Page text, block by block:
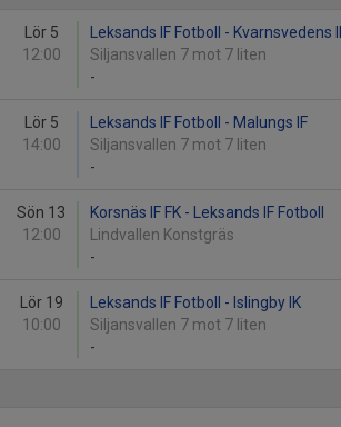
Lör 5
12:00
Leksands IF Fotboll - Kvarnsvedens
Siljansvallen 7 mot 7 liten
-
Lör 5
14:00
Leksands IF Fotboll - Malungs IF
Siljansvallen 7 mot 7 liten
-
Sön 13
12:00
Korsnäs IF FK - Leksands IF Fotboll
Lindvallen Konstgräs
-
Lör 19
10:00
Leksands IF Fotboll - Islingby IK
Siljansvallen 7 mot 7 liten
-